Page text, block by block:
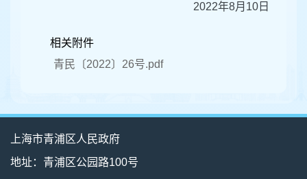
2022年8月10日
相关附件
青民〔2022〕26号.pdf
上海市青浦区人民政府
地址：青浦区公园路100号